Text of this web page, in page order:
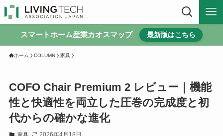
スマートホーム産業カオスマップ 最新版はこちら
ホーム COLUMN 家具
COFO Chair Premium 2 レビュー｜機能
性と快適性を両立した圧巻の完成度と初
代からの確かな進化
家具